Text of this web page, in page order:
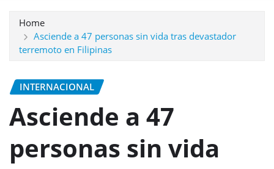
Home
Asciende a 47 personas sin vida tras devastador
terremoto en Filipinas
INTERNACIONAL
Asciende a 47
personas sin vida